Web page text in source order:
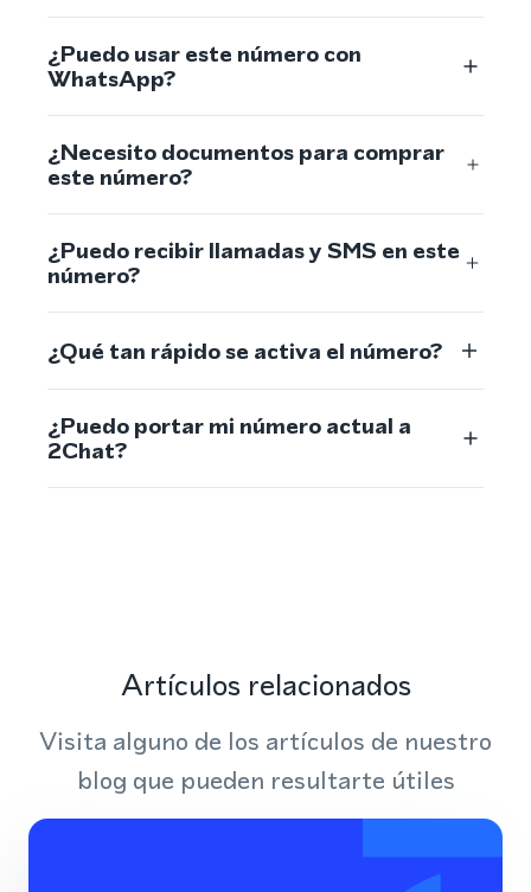
¿Puedo usar este número con
WhatsApp?
¿Necesito documentos para comprar
este número?
¿Puedo recibir llamadas y SMS en este
número?
¿Qué tan rápido se activa el número?
¿Puedo portar mi número actual a
2Chat?
Artículos relacionados
Visita alguno de los artículos de nuestro
blog que pueden resultarte útiles